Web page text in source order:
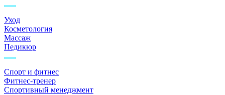
Уход
Косметология
Массаж
Педикюр
Спорт и фитнес
Фитнес-тренер
Спортивный менеджмент